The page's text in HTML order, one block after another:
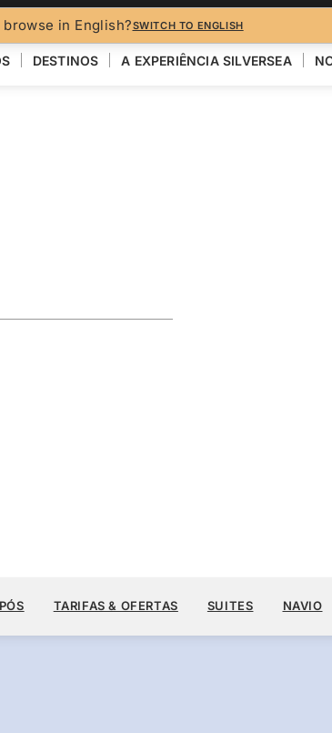
in English?SWITCH TO ENGLISH
DESTINOS A EXPERIÊNCIA SILVERSEA
POR HÓSPEDE, COM TARIFA ALL-INCLUSIVE PLUS
TARIFAS & OFERTAS SUITES NAVIO